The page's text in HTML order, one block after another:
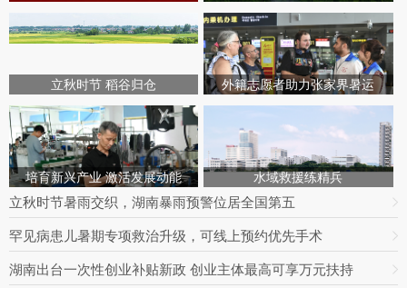
立秋时节 稻谷归仓 外籍志愿者助力张家界暑运
培育新兴产业 激活发展动能 水域救援练精兵
立秋时节暑雨交织，湖南暴雨预警位居全国第五
罕见病患儿暑期专项救治升级，可线上预约优先手术
湖南出台一次性创业补贴新政 创业主体最高可享万元扶持